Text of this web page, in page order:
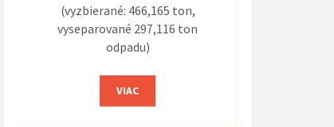
(vyzbierané: 466,165 ton,
vyseparované 297,116 ton
odpadu)
VIAC